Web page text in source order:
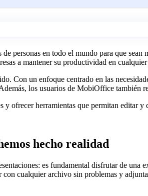
personas en todo el mundo para que
a mantener su productividad en
Con un enfoque centrado en las
los usuarios de MobiOffice también
ofrecer herramientas que permitan editar
hecho realidad
es fundamental disfrutar de una
con cualquier archivo sin problemas y